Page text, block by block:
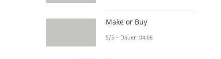
Make or Buy
5/5 – Dauer: 04:06